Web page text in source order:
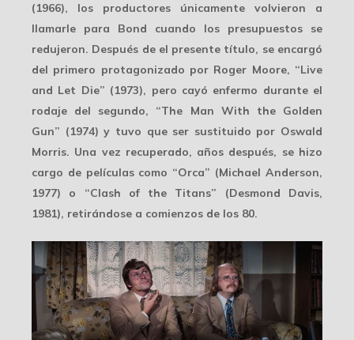
(1966), los productores únicamente volvieron a
llamarle para Bond cuando los presupuestos se
redujeron. Después de el presente título, se encargó
del primero protagonizado por Roger Moore, “Live
and Let Die” (1973), pero cayó enfermo durante el
rodaje del segundo, “The Man With the Golden
Gun” (1974) y tuvo que ser sustituido por Oswald
Morris. Una vez recuperado, años después, se hizo
cargo de películas como “Orca” (Michael Anderson,
1977) o “Clash of the Titans” (Desmond Davis,
1981), retirándose a comienzos de los 80.